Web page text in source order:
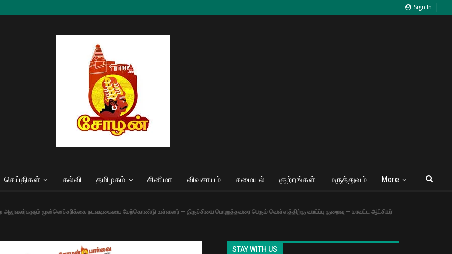
Sign In
செய்திகள் கல்வி தமிழகம் சினிமா விவசாயம் சமையல் குற்றங்கள் மருத்துவம் More
அலுவலர்களும் முன்னெச்சரிக்கை நடவடிகையை மேற்கொண்டு உள்ளனர் – திருச்சியை பொறுத்தவரை பெரும் வெள்ளத்திற்கு வாய்ப்பு குறைவு – மாவட்ட ஆட்சியர்
STAY WITH US